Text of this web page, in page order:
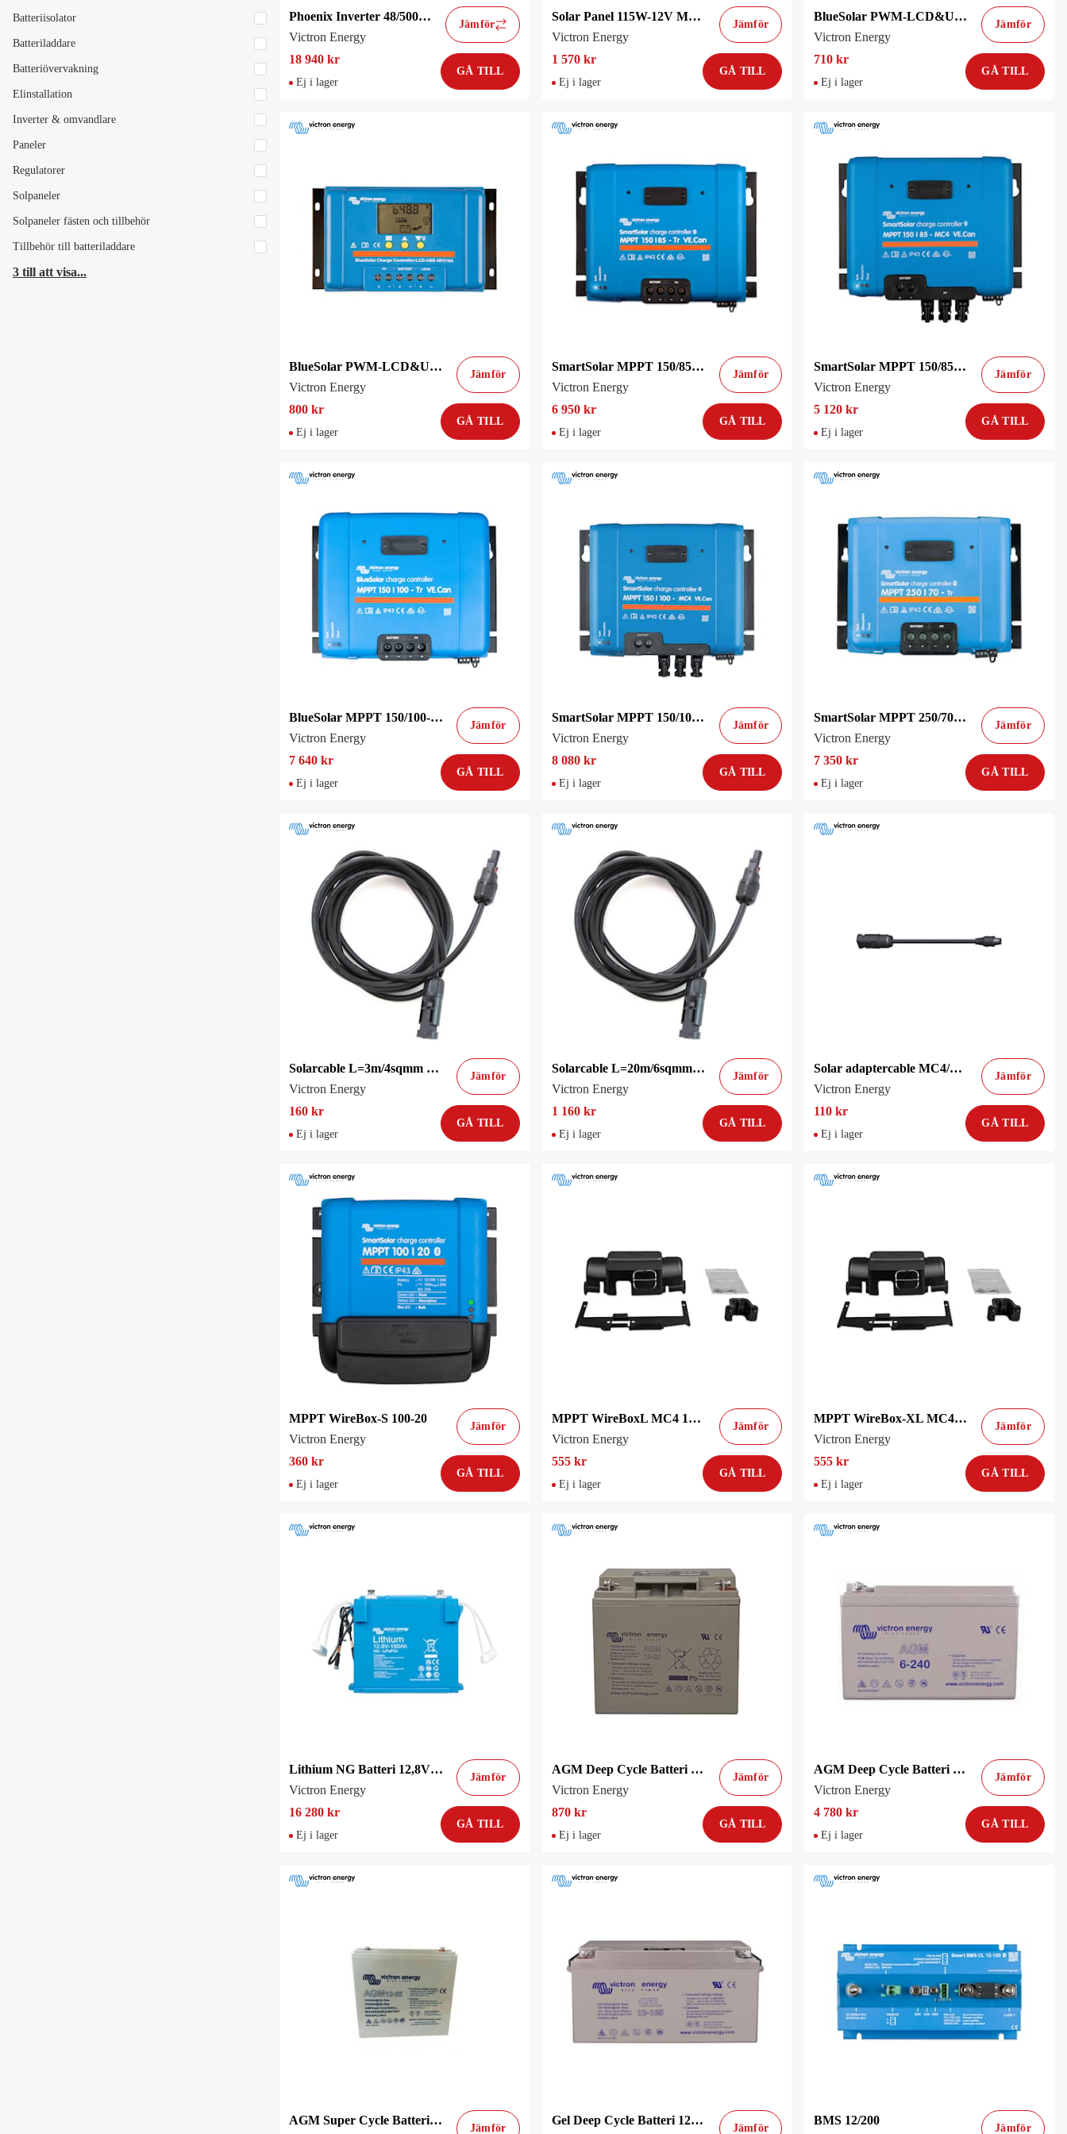
Batteriisolator
Batteriladdare
Batteriövervakning
Elinstallation
Inverter & omvandlare
Paneler
Regulatorer
Solpaneler
Solpaneler fästen och tillbehör
Tillbehör till batteriladdare
3 till att visa...
Phoenix Inverter 48/5000 230V VE.Bus
Victron Energy
Jämför
18 940 kr
Ej i lager
GÅ TILL
Solar Panel 115W-12V Mono
Victron Energy
Jämför
1 570 kr
Ej i lager
GÅ TILL
BlueSolar PWM-LCD&USB 48V-20A
Victron Energy
Jämför
710 kr
Ej i lager
GÅ TILL
BlueSolar PWM-LCD&USB 48V-30A
Victron Energy
Jämför
800 kr
Ej i lager
GÅ TILL
SmartSolar MPPT 150/85-Tr VE.Can
Victron Energy
Jämför
6 950 kr
Ej i lager
GÅ TILL
SmartSolar MPPT 150/85-MC4 VE.Can (12/24V)
Victron Energy
Jämför
5 120 kr
Ej i lager
GÅ TILL
BlueSolar MPPT 150/100-Tr VE.Can
Victron Energy
Jämför
7 640 kr
Ej i lager
GÅ TILL
SmartSolar MPPT 150/100-MC4 VE.Can
Victron Energy
Jämför
8 080 kr
Ej i lager
GÅ TILL
SmartSolar MPPT 250/70-Tr
Victron Energy
Jämför
7 350 kr
Ej i lager
GÅ TILL
Solarcable L=3m/4sqmm MC4-M/F
Victron Energy
Jämför
160 kr
Ej i lager
GÅ TILL
Solarcable L=20m/6sqmm MC4-M/F
Victron Energy
Jämför
1 160 kr
Ej i lager
GÅ TILL
Solar adaptercable MC4/F to MC
Victron Energy
Jämför
110 kr
Ej i lager
GÅ TILL
MPPT WireBox-S 100-20
Victron Energy
Jämför
360 kr
Ej i lager
GÅ TILL
MPPT WireBoxL MC4 150-45/60/70
Victron Energy
Jämför
555 kr
Ej i lager
GÅ TILL
MPPT WireBox-XL MC4 150-85/100
Victron Energy
Jämför
555 kr
Ej i lager
GÅ TILL
Lithium NG Batteri 12,8V/150Ah
Victron Energy
Jämför
16 280 kr
Ej i lager
GÅ TILL
AGM Deep Cycle Batteri 12V/22Ah
Victron Energy
Jämför
870 kr
Ej i lager
GÅ TILL
AGM Deep Cycle Batteri 6V/240Ah
Victron Energy
Jämför
4 780 kr
Ej i lager
GÅ TILL
AGM Super Cycle Batteri 12V/25Ah
Jämför
Gel Deep Cycle Batteri 12V/165Ah
Jämför
BMS 12/200
Jämför